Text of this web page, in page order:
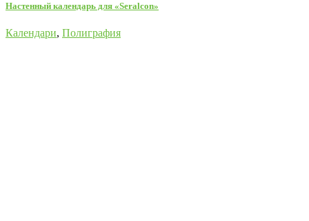
Настенный календарь для «Seralcon»
Календари, Полиграфия